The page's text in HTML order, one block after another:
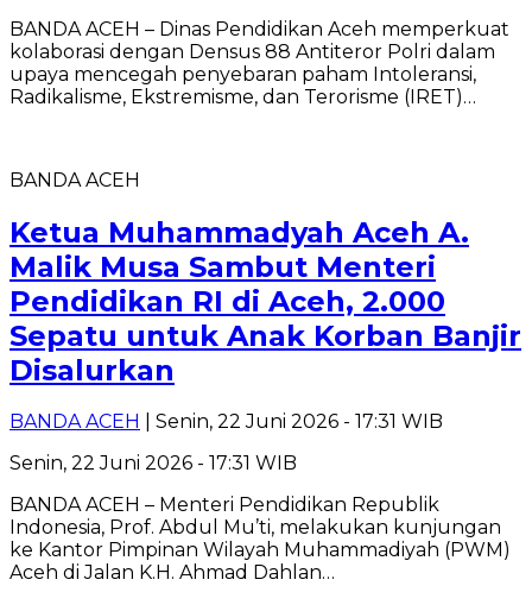
BANDA ACEH – Dinas Pendidikan Aceh memperkuat
kolaborasi dengan Densus 88 Antiteror Polri dalam
upaya mencegah penyebaran paham Intoleransi,
Radikalisme, Ekstremisme, dan Terorisme (IRET)…
BANDA ACEH
Ketua Muhammadyah Aceh A.
Malik Musa Sambut Menteri
Pendidikan RI di Aceh, 2.000
Sepatu untuk Anak Korban Banjir
Disalurkan
BANDA ACEH
| Senin, 22 Juni 2026 - 17:31 WIB
Senin, 22 Juni 2026 - 17:31 WIB
BANDA ACEH – Menteri Pendidikan Republik
Indonesia, Prof. Abdul Mu’ti, melakukan kunjungan
ke Kantor Pimpinan Wilayah Muhammadiyah (PWM)
Aceh di Jalan K.H. Ahmad Dahlan…